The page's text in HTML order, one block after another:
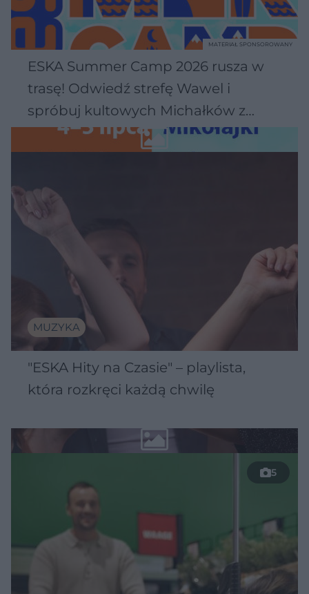
ESKA Summer Camp 2026 rusza w
trasę! Odwiedź strefę Wawel i
spróbuj kultowych Michałków z
Wawelu
MATERIAŁ SPONSOROWANY
MUZYKA
"ESKA Hity na Czasie" – playlista,
która rozkręci każdą chwilę
5